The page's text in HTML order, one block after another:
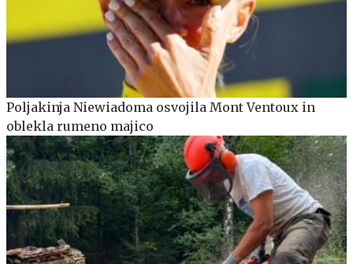
Poljakinja Niewiadoma osvojila Mont Ventoux in
oblekla rumeno majico